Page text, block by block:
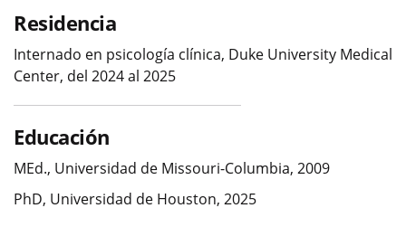
Residencia
Internado en psicología clínica, Duke University Medical
Center, del 2024 al 2025
Educación
MEd., Universidad de Missouri-Columbia, 2009
PhD, Universidad de Houston, 2025